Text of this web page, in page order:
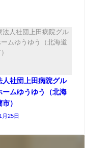
人社団上田病院グル
ームゆうゆう（北海
）
月25日